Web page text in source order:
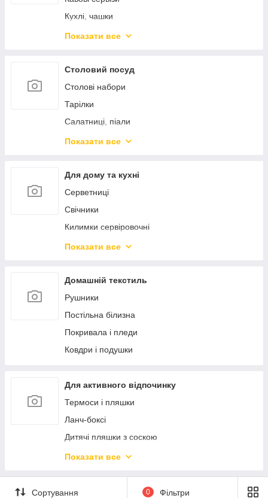
Підноси
Кондитерські інструменти
Барні аксесуари
Кухлі, чашки
Кухлі-заварники
Френч-преси
Показати все
Столовий посуд
Столові набори
Тарілки
Салатниці, піали
Блюда сервіровочні
Предмети сервіровки
Морозивниці, креманки
Маслянки, сирниці, лимонниці
Цукорниці
Спецівники
Ексклюзивний порцеляновий посуд
Ексклюзивна кераміка
Показати все
Для дому та кухні
Серветниці
Свічники
Килимки сервіровочні
Підставки під гаряче
Статуетки і фігурки
Фоторамки
Дозатори і мильниці
Аксесуари для ванної кімнати
Новорічний декор та прикраси
Попільнички
Скриньки і шкатулки
Показати все
Домашній текстиль
Рушники
Постільна білизна
Покривала і пледи
Ковдри і подушки
Для активного відпочинку
Термоси і пляшки
Ланч-боксі
Дитячі пляшки з соскою
Посуд багаторазовий пластиковий
Показати все
Сортування 0 Фільтри